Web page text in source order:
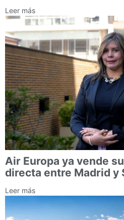
Leer más
Air Europa ya vende
directa entre Madrid y
Leer más